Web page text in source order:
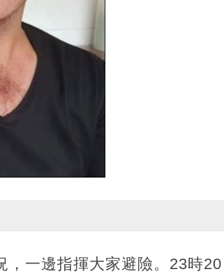
，一邊指揮大家避險。23時20